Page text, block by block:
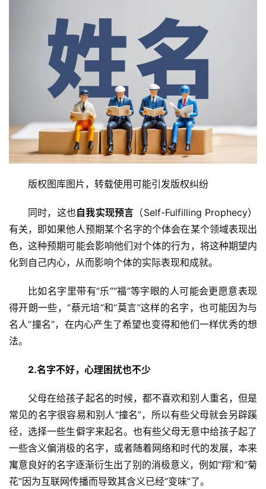
分
类
快
讯
多
页
面
投稿
版权图库图片，转载使用可能引发版权纠纷
同时，这也自我实现预言 （Self-Fulfilling Prophecy）
有关，即如果他人预期某个名字的个体会在某个领域表现出
色，这种预期可能会影响他们对个体的行为，将这种期望内
化到自己内心，从而影响个体的实际表现和成就。
比如名字里带有“乐”“福”等字眼的人可能会更愿意表现
得开朗一些，“蔡元培”和“莫言”这样的名字，也可能因为与
名人“撞名”，在内心产生了希望也变得和他们一样优秀的想
法。
2.名字不好，心理困扰也不少
父母在给孩子起名的时候，都不喜欢和别人重名，但是
常见的名字很容易和别人“撞名”，所以有些父母就会另辟蹊
径，选择一些生僻字来起名。也有些父母无意中给孩子起了
一些含义偏消极的名字，或者随着网络和时代的发展，本来
寓意良好的名字逐渐衍生出了别的消极意义，例如“翔”和“菊
花”因为互联网传播而导致其含义已经“变味”了。